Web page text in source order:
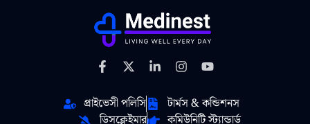
প্রাইভেসী পলিসি
টার্মস & কন্ডিশনস
ডিসক্লেইমার
কমিউনিটি স্ট্যান্ডার্ড